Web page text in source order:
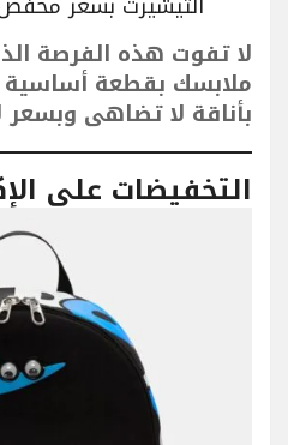
لا تفوت هذه الفرصة
بأناقة لا تضاهى
التخفيضات على